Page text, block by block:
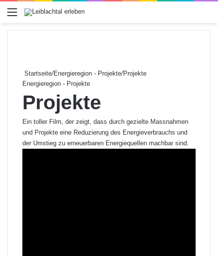
Menü
Startseite/Energieregion - Projekte/Projekte
Energieregion - Projekte
Projekte
Ein toller Film, der zeigt, dass durch gezielte Massnahmen
und Projekte eine Reduzierung des Energieverbrauchs und
der Umstieg zu erneuerbaren Energiequellen machbar sind.